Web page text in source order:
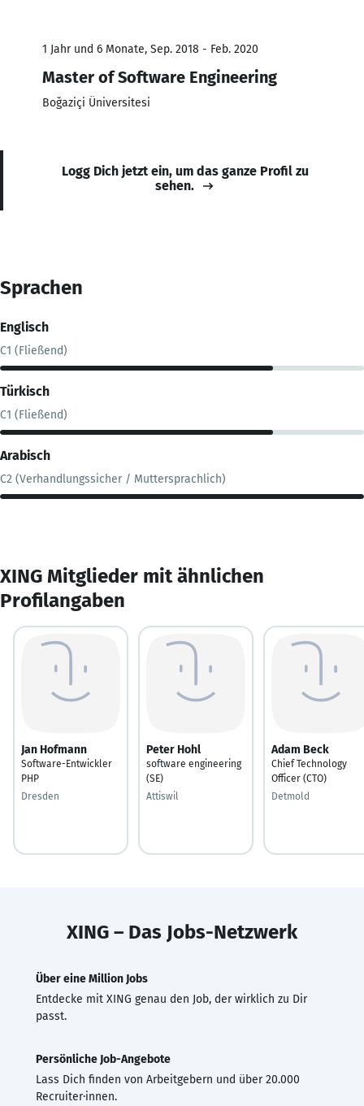
1 Jahr und 6 Monate, Sep. 2018 - Feb. 2020
Master of Software Engineering
Boğaziçi Üniversitesi
Logg Dich jetzt ein, um das ganze Profil zu
sehen.
Sprachen
Englisch
C1 (Fließend)
Türkisch
C1 (Fließend)
Arabisch
C2 (Verhandlungssicher / Muttersprachlich)
XING Mitglieder mit ähnlichen
Profilangaben
Jan Hofmann
Software-Entwickler
PHP
Dresden
Peter Hohl
software engineering
(SE)
Attiswil
Adam Beck
Chief Technology
Officer (CTO)
Detmold
XING – Das Jobs-Netzwerk
Über eine Million Jobs
Entdecke mit XING genau den Job, der wirklich zu Dir
passt.
Persönliche Job-Angebote
Lass Dich finden von Arbeitgebern und über 20.000
Recruiter·innen.